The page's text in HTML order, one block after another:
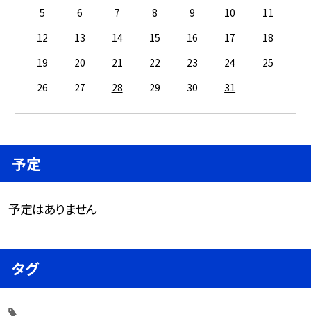
5
6 7 8 9 10
11
12
13 14 15 16 17
18
19
20 21 22 23 24
25
26
27 28 29 30 31
予定
予定はありません
タグ